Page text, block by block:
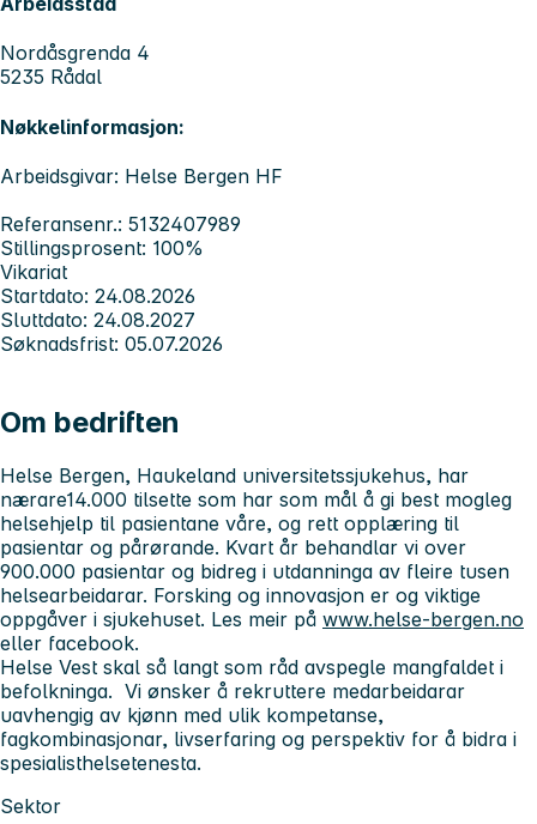
Nordåsgrenda 4
5235 Rådal
Nøkkelinformasjon:
Arbeidsgivar: Helse Bergen HF
Referansenr.: 5132407989
Stillingsprosent: 100%
Vikariat
Startdato: 24.08.2026
Sluttdato: 24.08.2027
Søknadsfrist: 05.07.2026
Om bedriften
Helse Bergen, Haukeland universitetssjukehus, har
nærare14.000 tilsette som har som mål å gi best mogleg
helsehjelp til pasientane våre, og rett opplæring til
pasientar og pårørande. Kvart år behandlar vi over
900.000 pasientar og bidreg i utdanninga av fleire tusen
helsearbeidarar. Forsking og innovasjon er og viktige
oppgåver i sjukehuset. Les meir på www.helse-bergen.no
eller facebook.
Helse Vest skal så langt som råd avspegle mangfaldet i
befolkninga. Vi ønsker å rekruttere medarbeidarar
uavhengig av kjønn med ulik kompetanse,
fagkombinasjonar, livserfaring og perspektiv for å bidra i
spesialisthelsetenesta.
Sektor